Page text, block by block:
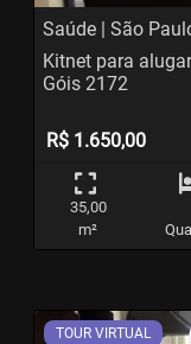
Saúde | São
Kitnet para
Góis 2172
R$ 1.650,00
35,00
m²
TOUR VIRTUAL